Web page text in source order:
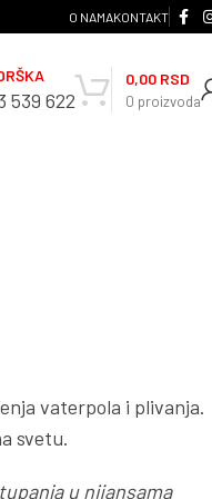
O NAMAKONTAKT
539 622 0 proizvoda
0,00 RSD
vaterpola i plivanja.
svetu.
u nijansama